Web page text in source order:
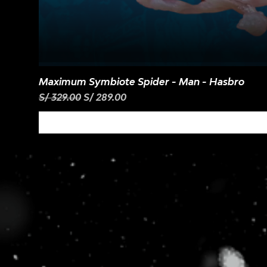
Maximum Symbiote Spider - Man - Hasbro
Precio
S/ 329.00 Precio de oferta
S/ 289.00